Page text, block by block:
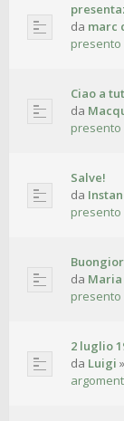
da marc
presento
Ciao a
da
presento
Salve!
da
presento
da
presento
2 luglio
da Luigi »